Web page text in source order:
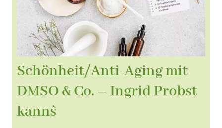
Schönheit/Anti-Aging mit
DMSO & Co. – Ingrid Probst
kann`s